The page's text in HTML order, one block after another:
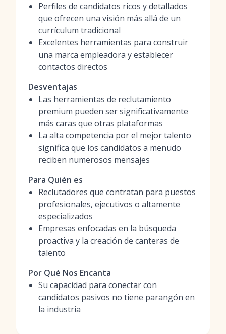
Perfiles de candidatos ricos y detallados
que ofrecen una visión más allá de un
currículum tradicional
Excelentes herramientas para construir
una marca empleadora y establecer
contactos directos
Desventajas
Las herramientas de reclutamiento
premium pueden ser significativamente
más caras que otras plataformas
La alta competencia por el mejor talento
significa que los candidatos a menudo
reciben numerosos mensajes
Para Quién es
Reclutadores que contratan para puestos
profesionales, ejecutivos o altamente
especializados
Empresas enfocadas en la búsqueda
proactiva y la creación de canteras de
talento
Por Qué Nos Encanta
Su capacidad para conectar con
candidatos pasivos no tiene parangón en
la industria